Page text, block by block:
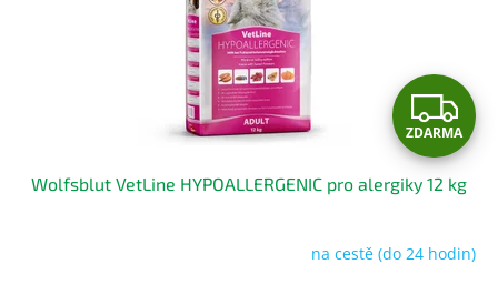
Z
D
A
R
ZDARMA
Wolfsblut VetLine HYPOALLERGENIC pro alergiky 12 kg
na cestě (do 24 hodin)